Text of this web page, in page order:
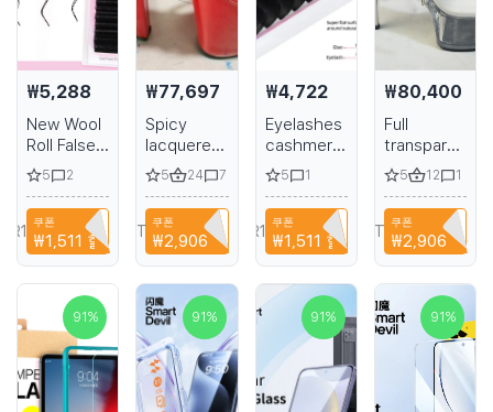
₩5,288
New Wool
Roll False
Eyelash W
Wavy
Shape Curl
Volume
Eyelash
Extension
Fluffy Soft
Full DIY 3D
5D Cat
Eye Lash
Extension
5 2
쿠폰
₩1,511 할인
₩77,697
Spicy
lacquered
high-
heeled
sandals
handmade
high-
heeled
sandals 7
inches 15-
17-20cm
5 24 7
쿠폰
₩2,906 할인
T9TRTFBTWTZN
₩4,722
Eyelashes
cashmere
for
extensions
individual
dark black
5 1
쿠폰
₩1,511 할인
A6R1B6EH1PPA
₩80,400
Full
transparent
crystal
high heel
pole
dancing
star model
shoes
summer
banquet
stage
sandals
15-17cm
5 12 1
쿠폰
₩2,906 할인
T9TRTFBTWTZN
91% 91% 91% 91%